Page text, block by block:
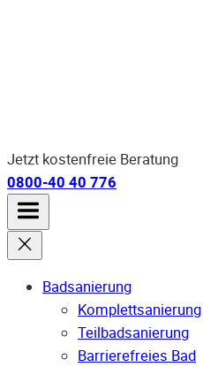
Jetzt kostenfreie Beratung
0800-40 40 776
Badsanierung
Komplettsanierung
Teilbadsanierung
Barrierefreies Bad